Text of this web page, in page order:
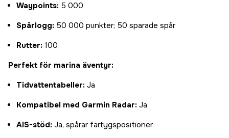
Waypoints: 5 000
Spårlogg: 50 000 punkter; 50 sparade spår
Rutter: 100
Perfekt för marina äventyr:
Tidvattentabeller: Ja
Kompatibel med Garmin Radar: Ja
AIS-stöd: Ja, spårar fartygspositioner